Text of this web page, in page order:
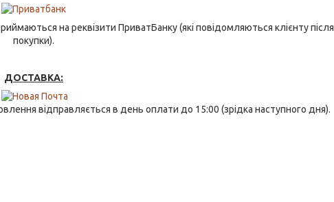
на реквізити ПриватБанку (які повідомляються клієнту після
покупки).
ДОСТАВКА:
відправляється в день оплати до 15:00 (зрідка наступного дня).